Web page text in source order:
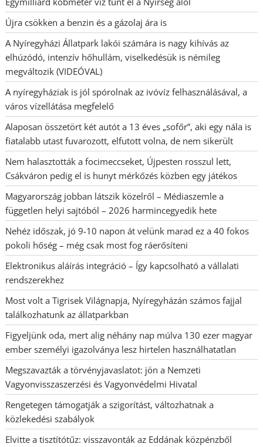
Újra csökken a benzin és a gázolaj ára is
A Nyíregyházi Állatpark lakói számára is nagy kihívás az
elhúzódó, intenzív hőhullám, viselkedésük is némileg
megváltozik (VIDEÓVAL)
A nyíregyháziak is jól spórolnak az ivóvíz felhasználásával, a
város vízellátása megfelelő
Alaposan összetört két autót a 13 éves „sofőr”, aki egy nála is
fiatalabb utast fuvarozott, elfutott volna, de nem sikerült
Nem halasztották a focimeccseket, Újpesten rosszul lett,
Csákváron pedig el is hunyt mérkőzés közben egy játékos
Magyarország jobban látszik közelről – Médiaszemle a
független helyi sajtóból – 2026 harmincegyedik hete
Nehéz időszak, jó 9-10 napon át velünk marad ez a 40 fokos
pokoli hőség – még csak most fog ráerősíteni
Elektronikus aláírás integráció – Így kapcsolható a vállalati
rendszerekhez
Most volt a Tigrisek Világnapja, Nyíregyházán számos fajjal
találkozhatunk az állatparkban
Figyeljünk oda, mert alig néhány nap múlva 130 ezer magyar
ember személyi igazolványa lesz hirtelen használhatatlan
Megszavazták a törvényjavaslatot: jön a Nemzeti
Vagyonvisszaszerzési és Vagyonvédelmi Hivatal
Rengetegen támogatják a szigorítást, változhatnak a
közlekedési szabályok
Elvitte a tisztítótűz: visszavonták az Eddának közpénzből